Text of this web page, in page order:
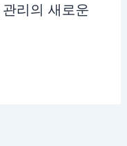
리의 새로운